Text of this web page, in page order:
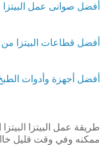
أفضل صوانى عمل
أفضل قطاعات البيتزا
أفضل أجهزة وأدوات
طريقة عمل البيتزا
ممكنه وفي وقت قليل